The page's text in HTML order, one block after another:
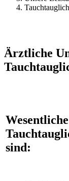
Ärztliche
sind: